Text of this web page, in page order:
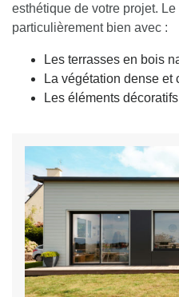
esthétique de votre projet.
particulièrement bien avec :
Les terrasses en bois
La végétation dense et
Les éléments